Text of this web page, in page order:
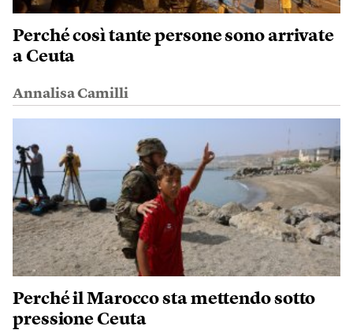
Perché così tante persone sono arrivate
a Ceuta
Annalisa Camilli
Perché il Marocco sta mettendo sotto
pressione Ceuta